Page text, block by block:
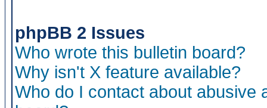
phpBB 2 Issues
Who wrote this bulletin board?
Why isn't X feature available?
Who do I contact about abusive